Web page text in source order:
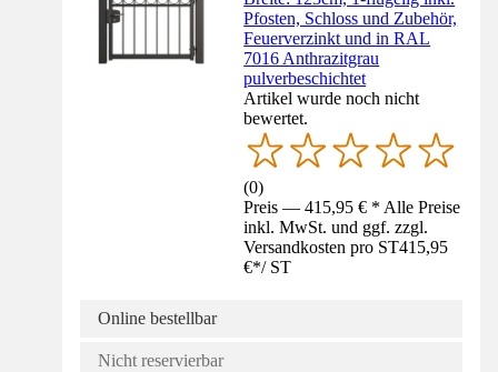
Pfosten, Schloss und Zubehör,
Feuerverzinkt und in RAL
7016 Anthrazitgrau
pulverbeschichtet
Artikel wurde noch nicht
bewertet.
(0)
Preis — 415,95 € * Alle Preise
inkl. MwSt. und ggf. zzgl.
Versandkosten pro ST415,95
€*/ ST
Online bestellbar
Nicht reservierbar